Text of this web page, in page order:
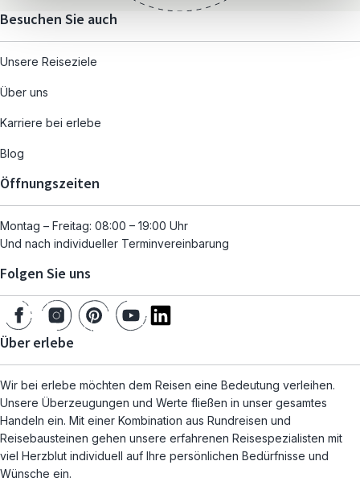
Besuchen Sie auch
Unsere Reiseziele
Über uns
Karriere bei erlebe
Blog
Öffnungszeiten
Montag – Freitag: 08:00 – 19:00 Uhr
Und nach individueller Terminvereinbarung
Folgen Sie uns
Über erlebe
Wir bei erlebe möchten dem Reisen eine Bedeutung verleihen.
Unsere Überzeugungen und Werte fließen in unser gesamtes
Handeln ein. Mit einer Kombination aus Rundreisen und
Reisebausteinen gehen unsere erfahrenen Reisespezialisten mit
viel Herzblut individuell auf Ihre persönlichen Bedürfnisse und
Wünsche ein.